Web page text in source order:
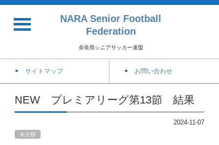
NARA Senior Football
Federation
奈良県シニアサッカー連盟
サイトマップ お問い合わせ
NEW プレミアリーグ第13節 結果
2024-11-07
未分類